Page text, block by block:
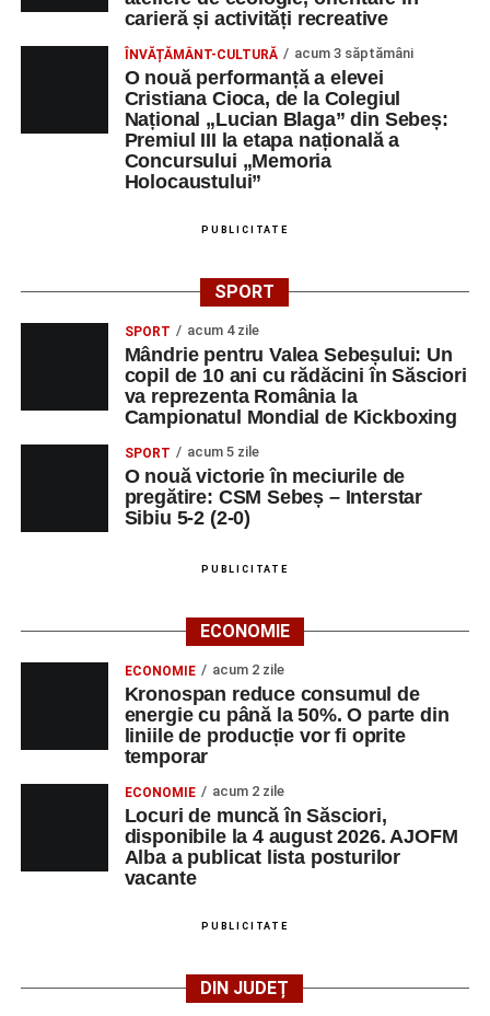
carieră și activități recreative
ÎNVĂȚĂMÂNT-CULTURĂ acum 3 săptămâni
O nouă performanță a elevei
Cristiana Cioca, de la Colegiul
Național „Lucian Blaga” din Sebeș:
Premiul III la etapa națională a
Concursului „Memoria
Holocaustului”
PUBLICITATE
SPORT
SPORT acum 4 zile
Mândrie pentru Valea Sebeșului: Un
copil de 10 ani cu rădăcini în Săsciori
va reprezenta România la
Campionatul Mondial de Kickboxing
SPORT acum 5 zile
O nouă victorie în meciurile de
pregătire: CSM Sebeș – Interstar
Sibiu 5-2 (2-0)
PUBLICITATE
ECONOMIE
ECONOMIE acum 2 zile
Kronospan reduce consumul de
energie cu până la 50%. O parte din
liniile de producție vor fi oprite
temporar
ECONOMIE acum 2 zile
Locuri de muncă în Săsciori,
disponibile la 4 august 2026. AJOFM
Alba a publicat lista posturilor
vacante
PUBLICITATE
DIN JUDEȚ